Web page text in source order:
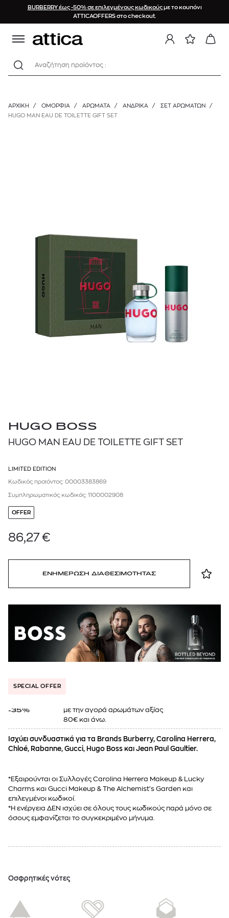
BURBERRY έως -50% σε επιλεγμένους κωδικούςμε το κουπόνι
ATTICAOFFERS στο checkout.
Αναζήτηση προϊόντος :
ΑΡΧΙΚΉ / ΟΜΟΡΦΙΑ / ΑΡΩΜΑΤΑ / ΑΝΔΡΙΚΆ / ΣΕΤ ΑΡΩΜΆΤΩΝ
/
HUGO MAN EAU DE TOILETTE GIFT SET
HUGO BOSS
HUGO MAN EAU DE TOILETTE GIFT SET
LIMITED EDITION
Κωδικός προϊόντος: 00003383869
Συμπληρωματικός κωδικός: 1100002908
OFFER
86,27 €
ΕΝΗΜΕΡΩΣΗ ΔΙΑΘΕΣΙΜΟΤΗΤΑΣ
SPECIAL OFFER
-35%
με την αγορά αρωμάτων αξίας
80€ και άνω.
Ισχύει συνδυαστικά για τα Brands Burberry, Carolina Herrera,
Chloé, Rabanne, Gucci, Hugo Boss και Jean Paul Gaultier.
*Εξαιρούνται οι Συλλογές Carolina Herrera Makeup & Lucky
Charms και Gucci Makeup & The Alchemist's Garden και
επιλεγμένοι κωδικοί.
*Η ενέργεια ΔΕΝ ισχύει σε όλους τους κωδικούς παρά μόνο σε
όσους εμφανίζεται το συγκεκριμένο μήνυμα.
Oσφρητικές νότες